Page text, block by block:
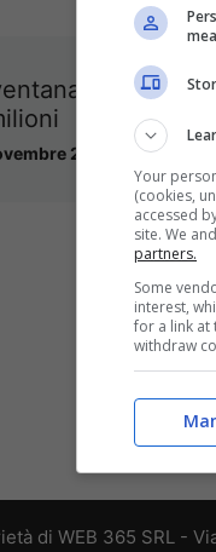
2013
di WEB 365 SRL -
Your
(cookies,
accessed
site. We
partners.
Some
interest,
for a link at
withdraw